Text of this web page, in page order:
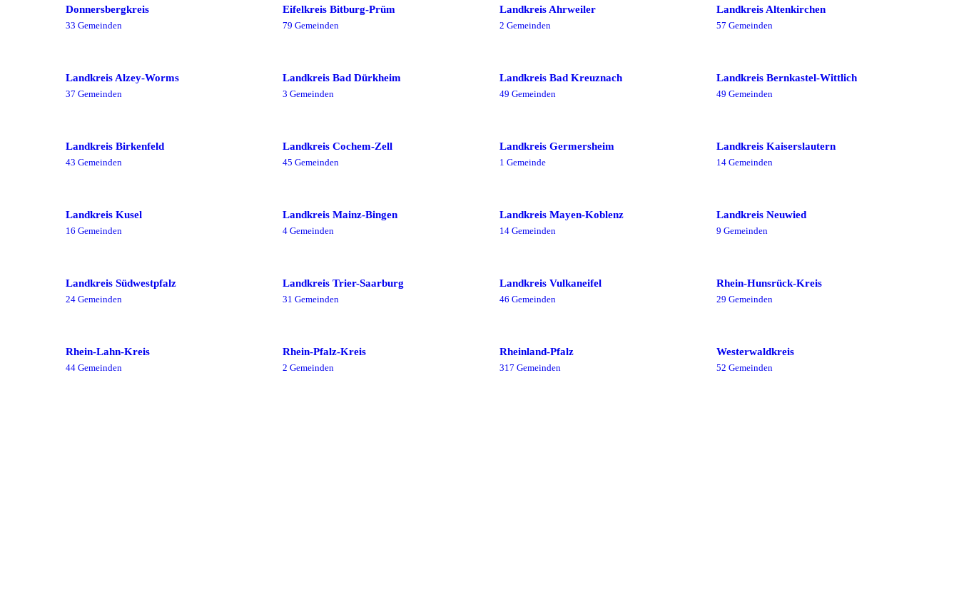
Donnersbergkreis
33 Gemeinden
Eifelkreis Bitburg-Prüm
79 Gemeinden
Landkreis Ahrweiler
2 Gemeinden
Landkreis Altenkirchen
57 Gemeinden
Landkreis Alzey-Worms
37 Gemeinden
Landkreis Bad Dürkheim
3 Gemeinden
Landkreis Bad Kreuznach
49 Gemeinden
Landkreis Bernkastel-Wittlich
49 Gemeinden
Landkreis Birkenfeld
43 Gemeinden
Landkreis Cochem-Zell
45 Gemeinden
Landkreis Germersheim
1 Gemeinde
Landkreis Kaiserslautern
14 Gemeinden
Landkreis Kusel
16 Gemeinden
Landkreis Mainz-Bingen
4 Gemeinden
Landkreis Mayen-Koblenz
14 Gemeinden
Landkreis Neuwied
9 Gemeinden
Landkreis Südwestpfalz
24 Gemeinden
Landkreis Trier-Saarburg
31 Gemeinden
Landkreis Vulkaneifel
46 Gemeinden
Rhein-Hunsrück-Kreis
29 Gemeinden
Rhein-Lahn-Kreis
44 Gemeinden
Rhein-Pfalz-Kreis
2 Gemeinden
Rheinland-Pfalz
317 Gemeinden
Westerwaldkreis
52 Gemeinden